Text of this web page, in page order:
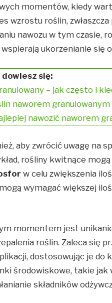
momentów, kiedy
wzrostu roślin, zwłaszcza
nawozu w tym czasie,
ukorzenianie się
się:
– jak często i
naworem
nawozić naworem
aby zwrócić uwagę na
rośliny kwitnące
w celu zwiększenia
wymagać większej
momentem jest
roślin. Zaleca się
dostosowując je
środowiskowe, takie
składników